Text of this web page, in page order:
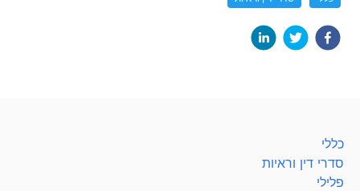
כללי
סדרי דין וראיות
פלילי